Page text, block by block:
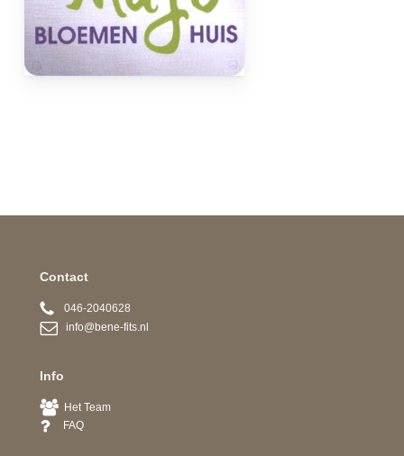
Contact
046-2040628
info@bene-fits.nl
Info
Het Team
FAQ